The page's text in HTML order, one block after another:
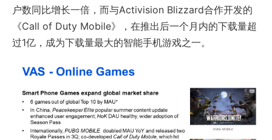
户数同比增长一倍，而与Activision Blizzard合作开发的
《Call of Duty Mobile》，在推出后一个月内的下载量超
过1亿，成为下载量最大的智能手机游戏之一。